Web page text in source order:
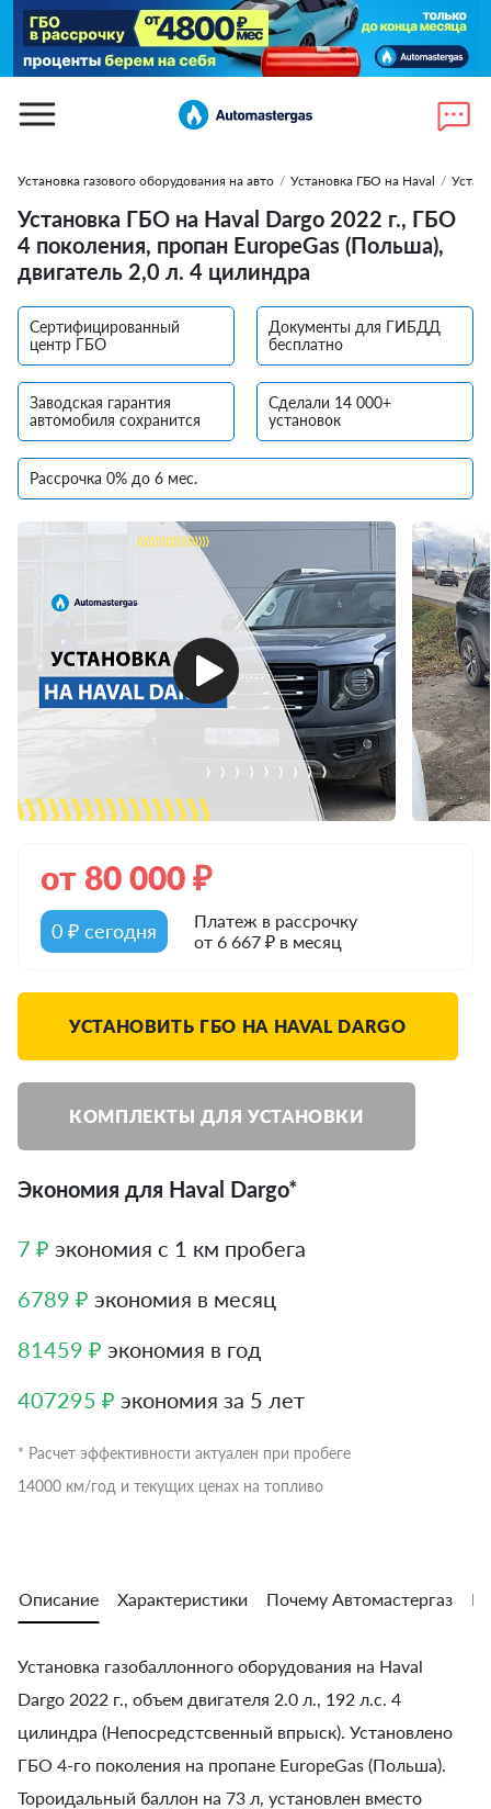
Установка газового оборудования на авто / Установка ГБО на Haval /
Установка ГБО на Haval Dargo 2022 г., ГБО
4 поколения, пропан EuropeGas (Польша),
двигатель 2,0 л. 4 цилиндра
Сертифицированный
центр ГБО
Документы для ГИБДД
бесплатно
Заводская гарантия
автомобиля сохранится
Сделали 14 000+
установок
Рассрочка 0% до 6 мес.
от 80 000₽
0 ₽ сегодня
Платеж в рассрочку
от 6 667 ₽ в месяц
УСТАНОВИТЬ ГБО НА HAVAL DARGO
КОМПЛЕКТЫ ДЛЯ УСТАНОВКИ
Экономия для Haval Dargo*
7 ₽ экономия с 1 км пробега
6789 ₽ экономия в месяц
81459 ₽ экономия в год
407295 ₽ экономия за 5 лет
* Расчет эффективности актуален при пробеге
14000 км/год и текущих ценах на топливо
Описание Характеристики Почему Автомастергаз
Установка газобаллонного оборудования на Haval
Dargo 2022 г., объем двигателя 2.0 л., 192 л.с. 4
цилиндра (Непосредcтсвенный впрыск). Установлено
ГБО 4-го поколения на пропане EuropeGas (Польша).
Тороидальный баллон на 73 л, установлен вместо